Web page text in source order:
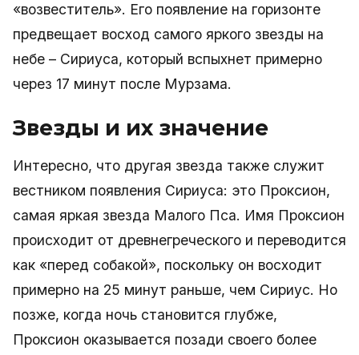
«возвеститель». Его появление на горизонте
предвещает восход самого яркого звезды на
небе – Сириуса, который вспыхнет примерно
через 17 минут после Мурзама.
Звезды и их значение
Интересно, что другая звезда также служит
вестником появления Сириуса: это Проксион,
самая яркая звезда Малого Пса. Имя Проксион
происходит от древнегреческого и переводится
как «перед собакой», поскольку он восходит
примерно на 25 минут раньше, чем Сириус. Но
позже, когда ночь становится глубже,
Проксион оказывается позади своего более